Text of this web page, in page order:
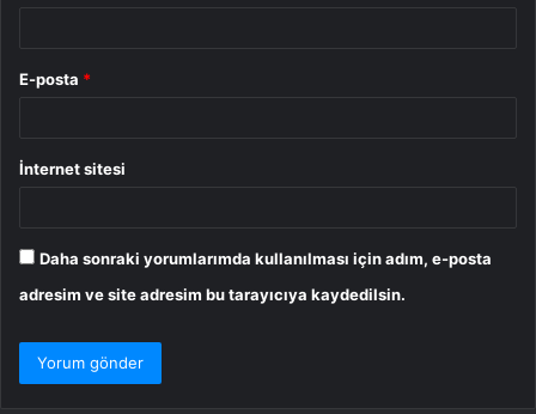
E-posta *
İnternet sitesi
Daha sonraki yorumlarımda kullanılması için adım, e-posta
adresim ve site adresim bu tarayıcıya kaydedilsin.